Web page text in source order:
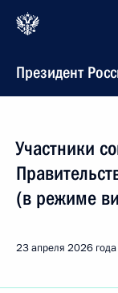
Президент
Участники
(в режиме
23 апреля 2026 года